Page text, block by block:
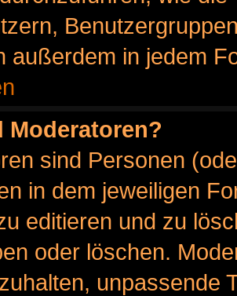
außerdem in jedem
Moderatoren?
sind Personen
in dem jeweiligen
editieren und zu
oder löschen.
unpassende